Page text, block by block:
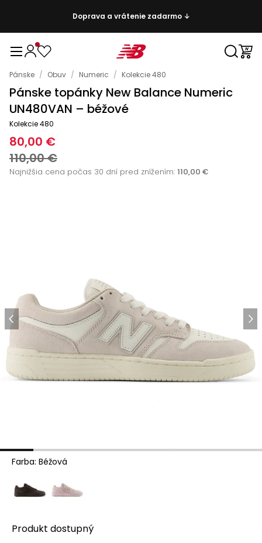
Doprava a vrátenie zadarmo ↓
Pánske / Obuv / Numeric / Kolekcie 480
Pánske topánky New Balance Numeric
UN480VAN – béžové
Kolekcie 480
80,00 €
110,00 €
Najnižšia cena počas 30 dní pred znížením: 110,00 €
Farba: Béžová
Produkt dostupný